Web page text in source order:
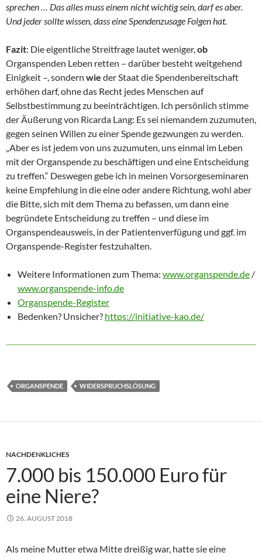
sprechen … Das alles muss einem nicht wichtig sein, darf es aber.
Und jeder sollte wissen, dass eine Spendenzusage Folgen hat.
Fazit: Die eigentliche Streitfrage lautet weniger, ob
Organspenden Leben retten – darüber besteht weitgehend
Einigkeit –, sondern wie der Staat die Spendenbereitschaft
erhöhen darf, ohne das Recht jedes Menschen auf
Selbstbestimmung zu beeinträchtigen. Ich persönlich stimme
der Äußerung von Ricarda Lang: Es sei niemandem zuzumuten,
gegen seinen Willen zu einer Spende gezwungen zu werden.
„Aber es ist jedem von uns zuzumuten, uns einmal im Leben
mit der Organspende zu beschäftigen und eine Entscheidung
zu treffen.“ Deswegen gebe ich in meinen Vorsorgeseminaren
keine Empfehlung in die eine oder andere Richtung, wohl aber
die Bitte, sich mit dem Thema zu befassen, um dann eine
begründete Entscheidung zu treffen – und diese im
Organspendeausweis, in der Patientenverfügung und ggf. im
Organspende-Register festzuhalten.
Weitere Informationen zum Thema: www.organspende.de /
www.organspende-info.de
Organspende-Register
Bedenken? Unsicher? https://initiative-kao.de/
ORGANSPENDE WIDERSPRUCHSLÖSUNG
NACHDENKLICHES
7.000 bis 150.000 Euro für
eine Niere?
26. AUGUST 2018
Als meine Mutter etwa Mitte dreißig war, hatte sie eine